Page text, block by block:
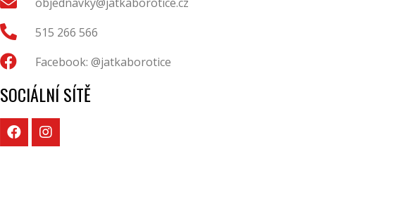
515 266 566
Facebook: @jatkaborotice
SOCIÁLNÍ SÍTĚ